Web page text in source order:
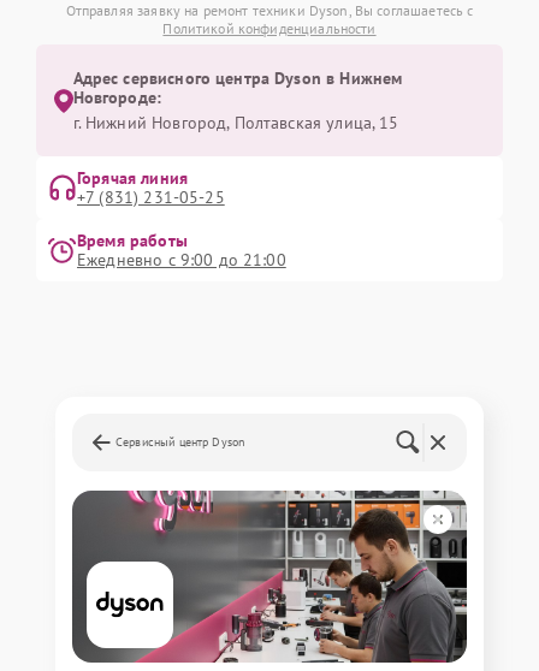
Отправляя заявку на ремонт техники Dyson, Вы соглашаетесь с
Политикой конфиденциальности
Адрес сервисного центра Dyson в Нижнем
Новгороде:
г. Нижний Новгород, Полтавская улица, 15
Горячая линия
+7 (831) 231-05-25
Время работы
Ежедневно с 9:00 до 21:00
Сервисный центр Dyson